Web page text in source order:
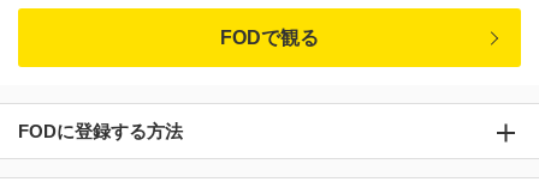
FODで観る
FODに登録する方法